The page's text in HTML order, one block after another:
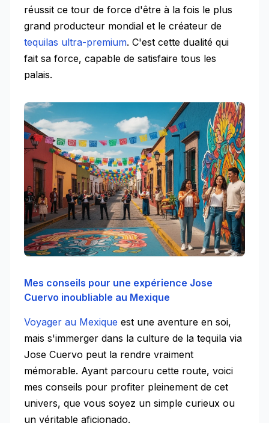
réussit ce tour de force d'être à la fois le plus
grand producteur mondial et le créateur de
tequilas ultra-premium. C'est cette dualité qui
fait sa force, capable de satisfaire tous les
palais.
Mes conseils pour une expérience Jose
Cuervo inoubliable au Mexique
Voyager au Mexique est une aventure en soi,
mais s'immerger dans la culture de la tequila via
Jose Cuervo peut la rendre vraiment
mémorable. Ayant parcouru cette route, voici
mes conseils pour profiter pleinement de cet
univers, que vous soyez un simple curieux ou
un véritable aficionado.